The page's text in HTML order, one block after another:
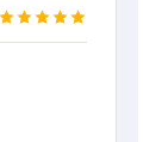
ein sehr